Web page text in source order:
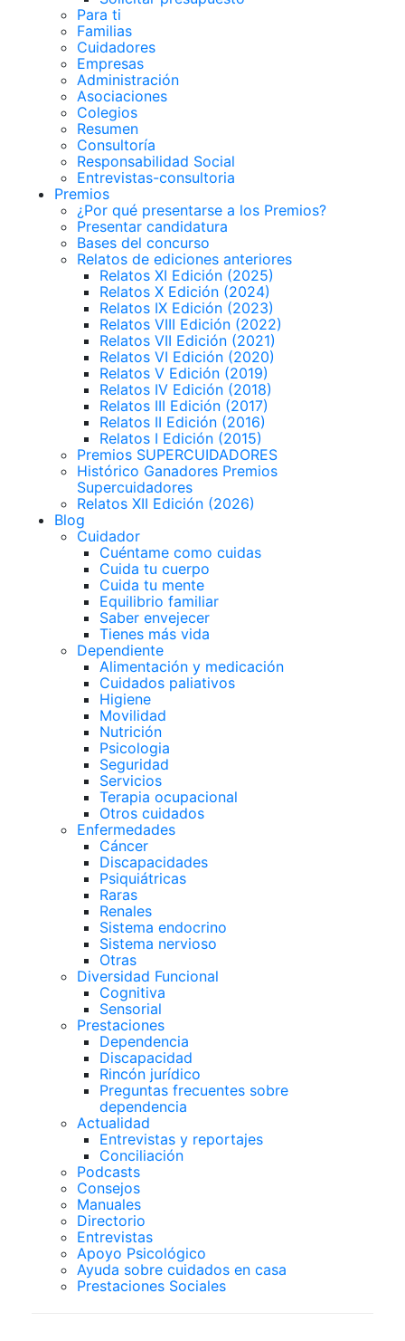
Para ti
Familias
Cuidadores
Empresas
Administración
Asociaciones
Colegios
Resumen
Consultoría
Responsabilidad Social
Entrevistas-consultoria
Premios
¿Por qué presentarse a los Premios?
Presentar candidatura
Bases del concurso
Relatos de ediciones anteriores
Relatos XI Edición (2025)
Relatos X Edición (2024)
Relatos IX Edición (2023)
Relatos VIII Edición (2022)
Relatos VII Edición (2021)
Relatos VI Edición (2020)
Relatos V Edición (2019)
Relatos IV Edición (2018)
Relatos III Edición (2017)
Relatos II Edición (2016)
Relatos I Edición (2015)
Premios SUPERCUIDADORES
Histórico Ganadores Premios
Supercuidadores
Relatos XII Edición (2026)
Blog
Cuidador
Cuéntame como cuidas
Cuida tu cuerpo
Cuida tu mente
Equilibrio familiar
Saber envejecer
Tienes más vida
Dependiente
Alimentación y medicación
Cuidados paliativos
Higiene
Movilidad
Nutrición
Psicologia
Seguridad
Servicios
Terapia ocupacional
Otros cuidados
Enfermedades
Cáncer
Discapacidades
Psiquiátricas
Raras
Renales
Sistema endocrino
Sistema nervioso
Otras
Diversidad Funcional
Cognitiva
Sensorial
Prestaciones
Dependencia
Discapacidad
Rincón jurídico
Preguntas frecuentes sobre
dependencia
Actualidad
Entrevistas y reportajes
Conciliación
Podcasts
Consejos
Manuales
Directorio
Entrevistas
Apoyo Psicológico
Ayuda sobre cuidados en casa
Prestaciones Sociales